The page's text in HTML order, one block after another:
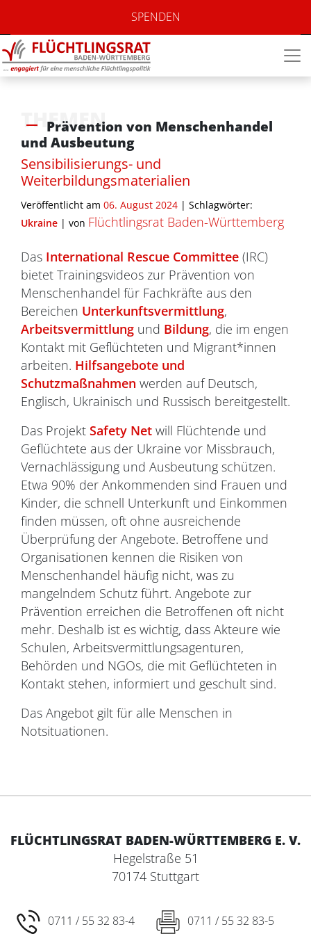
SPENDEN
THEMEN
Prävention von Menschenhandel
und Ausbeutung
Sensibilisierungs- und
Weiterbildungsmaterialien
Veröffentlicht am 06. August 2024 | Schlagwörter:
Ukraine | von Flüchtlingsrat Baden-Württemberg
Das International Rescue Committee (IRC)
bietet Trainingsvideos zur Prävention von
Menschenhandel für Fachkräfte aus den
Bereichen Unterkunftsvermittlung,
Arbeitsvermittlung und Bildung, die im engen
Kontakt mit Geflüchteten und Migrant*innen
arbeiten. Hilfsangebote und
Schutzmaßnahmen werden auf Deutsch,
Englisch, Ukrainisch und Russisch bereitgestellt.
Das Projekt Safety Net will Flüchtende und
Geflüchtete aus der Ukraine vor Missbrauch,
Vernachlässigung und Ausbeutung schützen.
Etwa 90% der Ankommenden sind Frauen und
Kinder, die schnell Unterkunft und Einkommen
finden müssen, oft ohne ausreichende
Überprüfung der Angebote. Betroffene und
Organisationen kennen die Risiken von
Menschenhandel häufig nicht, was zu
mangelndem Schutz führt. Angebote zur
Prävention erreichen die Betroffenen oft nicht
mehr. Deshalb ist es wichtig, dass Akteure wie
Schulen, Arbeitsvermittlungsagenturen,
Behörden und NGOs, die mit Geflüchteten in
Kontakt stehen, informiert und geschult sind.
Das Angebot gilt für alle Menschen in
Notsituationen.
FLÜCHTLINGSRAT BADEN-WÜRTTEMBERG E. V.
Hegelstraße 51
70174 Stuttgart
0711 / 55 32 83-4 0711 / 55 32 83-5